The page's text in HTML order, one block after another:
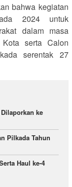
bahwa kegiatan
2024 untuk
dalam masa
serta Calon
serentak 27
ke
Pilkada Tahun
Haul ke-4